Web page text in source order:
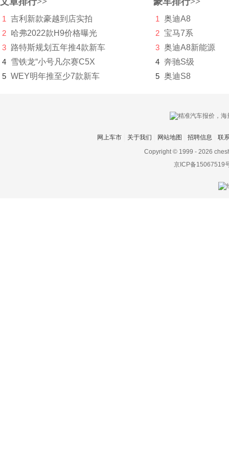
思皓
斯柯达
smart
1
吉利新款豪越到店实拍
2 哈弗2022款H9价格曝光
3 路特斯规划五年推4款新车
4 雪铁龙“小号凡尔赛C5X
5 WEY明年推至少7款新车
1
奥迪A8
2 宝马7系
3 奥迪A8新能源
4 奔驰S级
5 奥迪S8
网上车市 关于我们 网站地图 招聘信息
联
Copyright © 1999 - 2026
京ICP备15067519